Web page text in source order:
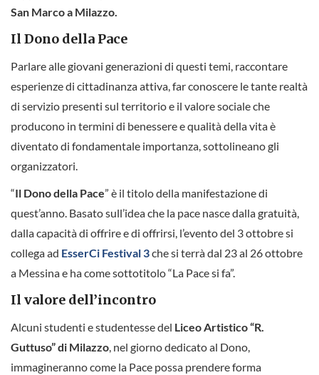
San Marco a Milazzo.
Il Dono della Pace
Parlare alle giovani generazioni di questi temi, raccontare
esperienze di cittadinanza attiva, far conoscere le tante realtà
di servizio presenti sul territorio e il valore sociale che
producono in termini di benessere e qualità della vita è
diventato di fondamentale importanza, sottolineano gli
organizzatori.
“Il Dono della Pace” è il titolo della manifestazione di
quest’anno. Basato sull’idea che la pace nasce dalla gratuità,
dalla capacità di offrire e di offrirsi, l’evento del 3 ottobre si
collega ad EsserCi Festival 3che si terrà dal 23 al 26 ottobre
a Messina e ha come sottotitolo “La Pace si fa”.
Il valore dell’incontro
Alcuni studenti e studentesse del Liceo Artistico “R.
Guttuso” di Milazzo, nel giorno dedicato al Dono,
immagineranno come la Pace possa prendere forma